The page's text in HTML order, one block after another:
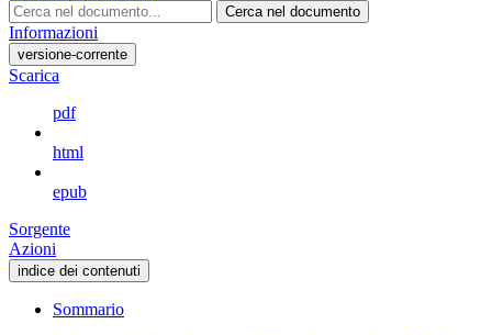
Cerca nel documento
Informazioni
versione-corrente
Scarica
pdf
html
epub
Sorgente
Azioni
indice dei contenuti
Sommario